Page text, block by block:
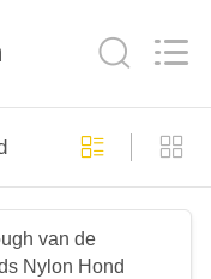
de
van de
Nylon Hond